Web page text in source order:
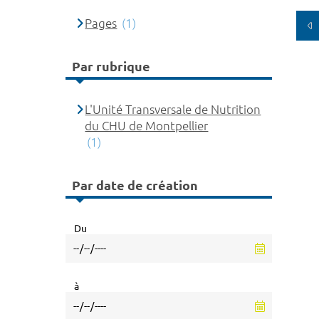
Pages (1)
Par rubrique
L'Unité Transversale de Nutrition
du CHU de Montpellier
(1)
Par date de création
Du
à